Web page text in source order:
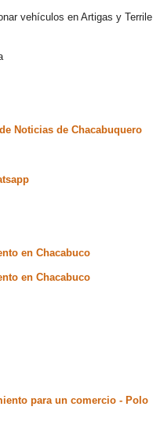
vehículos en Artigas y Terrile
Noticias de Chacabuquero
en Chacabuco
en Chacabuco
para un comercio - Polo